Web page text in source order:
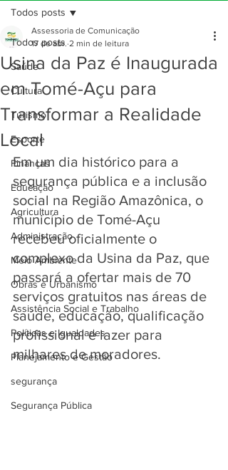
Todos posts
Saúde
Cultura
Turismo
Esporte
Finanças
Educação
Agricultura
Administração
Meio Ambiente
Obras e Urbanismo
Assistência Social e Trabalho
Políticas e Igualdades
Planejamento e Gestão
segurança
Segurança Pública
Todos posts
Usina da Paz é Inaugurada
em Tomé-Açu para
Transformar a Realidade
Local
Assessoria de Comunicação
17 de abr. 2 min de leitura
Em um dia histórico para a
segurança pública e a inclusão
social na Região Amazônica, o
município de Tomé-Açu
recebeu oficialmente o
complexo da Usina da Paz, que
passará a ofertar mais de 70
serviços gratuitos nas áreas de
saúde, educação, qualificação
profissional e lazer para
milhares de moradores.